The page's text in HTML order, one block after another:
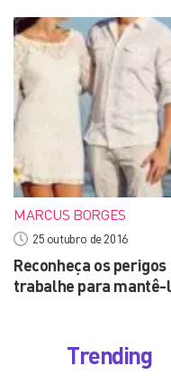
MARCUS BORGES
25 outubro de 2016
Reconheça os
trabalhe para mantê-
Trending